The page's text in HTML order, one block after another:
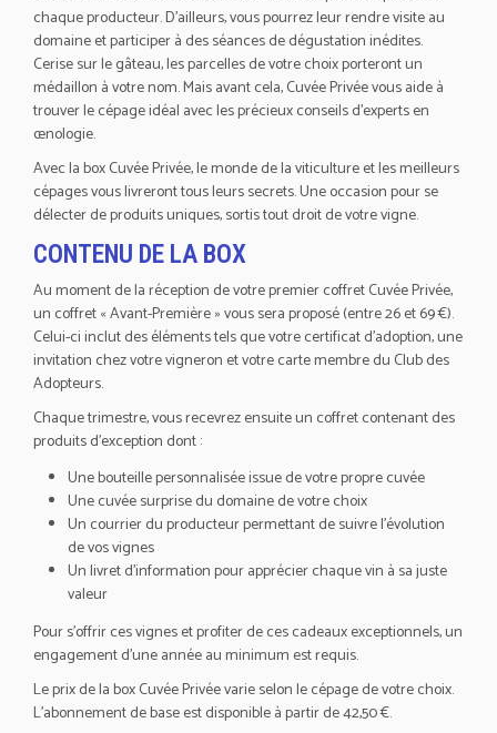
chaque producteur. D’ailleurs, vous pourrez leur rendre visite au
domaine et participer à des séances de dégustation inédites.
Cerise sur le gâteau, les parcelles de votre choix porteront un
médaillon à votre nom. Mais avant cela, Cuvée Privée vous aide à
trouver le cépage idéal avec les précieux conseils d’experts en
œnologie.
Avec la box Cuvée Privée, le monde de la viticulture et les meilleurs
cépages vous livreront tous leurs secrets. Une occasion pour se
délecter de produits uniques, sortis tout droit de votre vigne.
CONTENU DE LA BOX
Au moment de la réception de votre premier coffret Cuvée Privée,
un coffret « Avant-Première » vous sera proposé (entre 26 et 69 €).
Celui-ci inclut des éléments tels que votre certificat d’adoption, une
invitation chez votre vigneron et votre carte membre du Club des
Adopteurs.
Chaque trimestre, vous recevrez ensuite un coffret contenant des
produits d’exception dont :
Une bouteille personnalisée issue de votre propre cuvée
Une cuvée surprise du domaine de votre choix
Un courrier du producteur permettant de suivre l’évolution
de vos vignes
Un livret d’information pour apprécier chaque vin à sa juste
valeur
Pour s’offrir ces vignes et profiter de ces cadeaux exceptionnels, un
engagement d’une année au minimum est requis.
Le prix de la box Cuvée Privée varie selon le cépage de votre choix.
L’abonnement de base est disponible à partir de 42,50 €.